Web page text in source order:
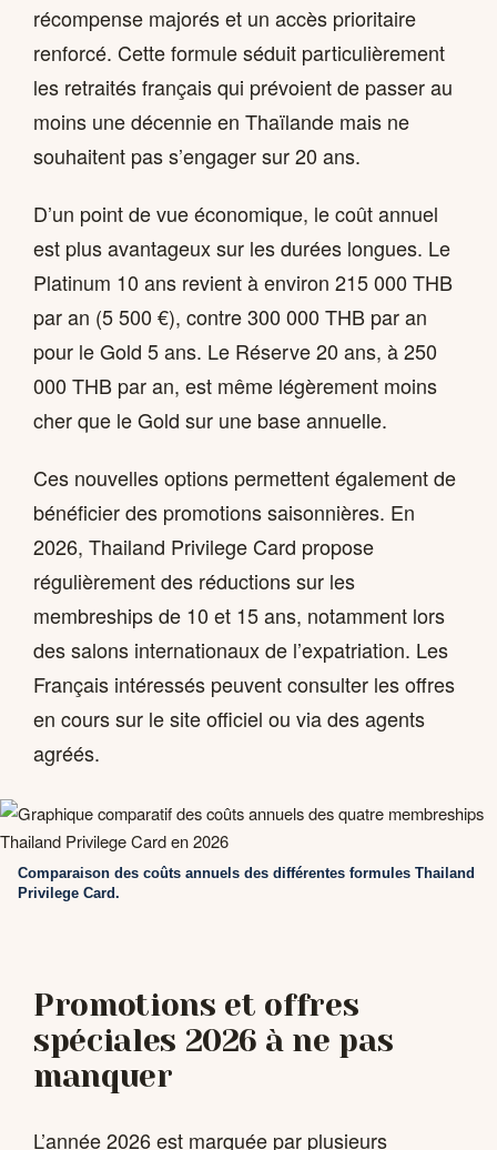
récompense majorés et un accès prioritaire
renforcé. Cette formule séduit particulièrement
les retraités français qui prévoient de passer au
moins une décennie en Thaïlande mais ne
souhaitent pas s’engager sur 20 ans.
D’un point de vue économique, le coût annuel
est plus avantageux sur les durées longues. Le
Platinum 10 ans revient à environ 215 000 THB
par an (5 500 €), contre 300 000 THB par an
pour le Gold 5 ans. Le Réserve 20 ans, à 250
000 THB par an, est même légèrement moins
cher que le Gold sur une base annuelle.
Ces nouvelles options permettent également de
bénéficier des promotions saisonnières. En
2026, Thailand Privilege Card propose
régulièrement des réductions sur les
membreships de 10 et 15 ans, notamment lors
des salons internationaux de l’expatriation. Les
Français intéressés peuvent consulter les offres
en cours sur le site officiel ou via des agents
agréés.
Comparaison des coûts annuels des différentes formules Thailand
Privilege Card.
Promotions et offres
spéciales 2026 à ne pas
manquer
L’année 2026 est marquée par plusieurs